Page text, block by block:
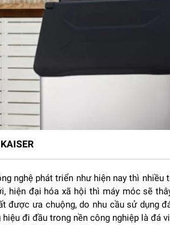
nghệ phát triển như hiện nay thì
hiện đại hóa xã hội thì máy móc sẽ
được ưa chuộng, do nhu cầu sử dụng
hiệu đi đầu trong nền công nghiệp là đá